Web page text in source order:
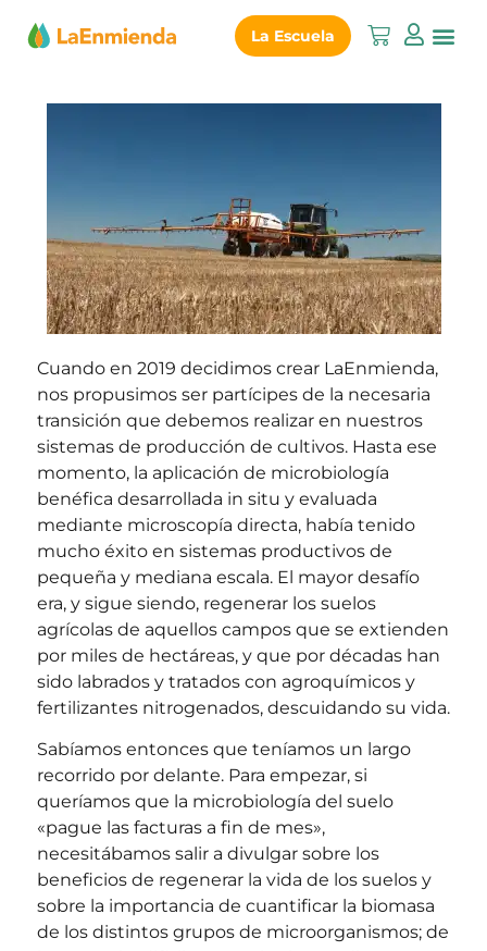
La Escuela
Cuando en 2019 decidimos crear LaEnmienda,
nos propusimos ser partícipes de la necesaria
transición que debemos realizar en nuestros
sistemas de producción de cultivos. Hasta ese
momento, la aplicación de microbiología
benéfica desarrollada in situ y evaluada
mediante microscopía directa, había tenido
mucho éxito en sistemas productivos de
pequeña y mediana escala. El mayor desafío
era, y sigue siendo, regenerar los suelos
agrícolas de aquellos campos que se extienden
por miles de hectáreas, y que por décadas han
sido labrados y tratados con agroquímicos y
fertilizantes nitrogenados, descuidando su vida.
Sabíamos entonces que teníamos un largo
recorrido por delante. Para empezar, si
queríamos que la microbiología del suelo
«pague las facturas a fin de mes»,
necesitábamos salir a divulgar sobre los
beneficios de regenerar la vida de los suelos y
sobre la importancia de cuantificar la biomasa
de los distintos grupos de microorganismos; de